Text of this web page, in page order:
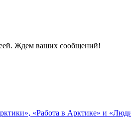
Ждем ваших сообщений!
«Работа в Арктике» и